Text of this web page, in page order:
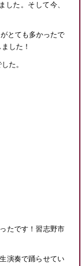
た。そして今、
とても多かったで
した！
た。
たです！習志野市
演奏で踊らせてい